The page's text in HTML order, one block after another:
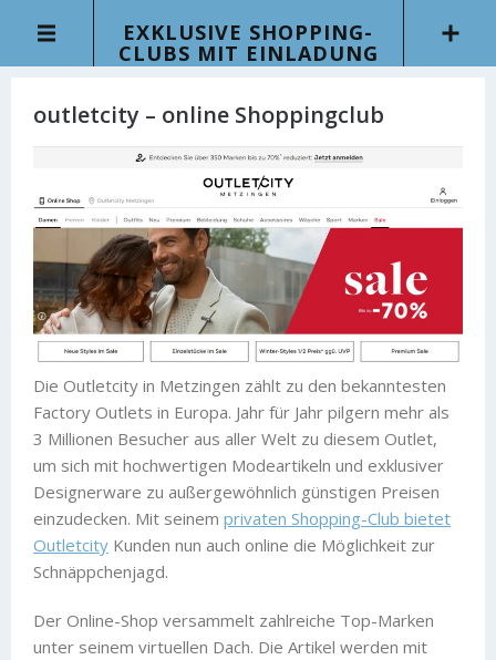
EXKLUSIVE SHOPPING-
CLUBS MIT EINLADUNG
outletcity – online Shoppingclub
Die Outletcity in Metzingen zählt zu den bekanntesten
Factory Outlets in Europa. Jahr für Jahr pilgern mehr als
3 Millionen Besucher aus aller Welt zu diesem Outlet,
um sich mit hochwertigen Modeartikeln und exklusiver
Designerware zu außergewöhnlich günstigen Preisen
einzudecken. Mit seinem privaten Shopping-Club bietet
Outletcity Kunden nun auch online die Möglichkeit zur
Schnäppchenjagd.
Der Online-Shop versammelt zahlreiche Top-Marken
unter seinem virtuellen Dach. Die Artikel werden mit